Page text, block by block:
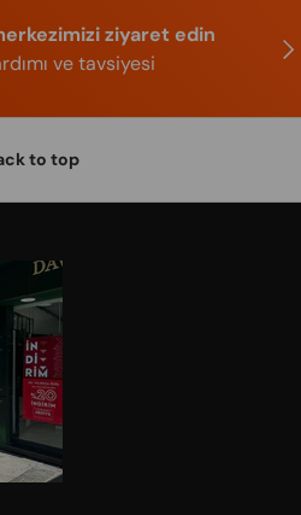
ziyaret edin
ve tavsiyesi
to top